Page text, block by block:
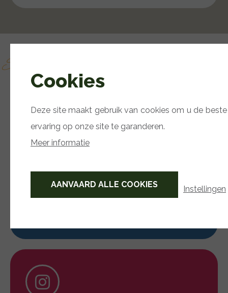
Schrijf je in
BLIJF OP DE HOOGTE
Cookies
Deze site maakt gebruik van cookies om u de beste
ervaring op onze site te garanderen.
Meer informatie
AANVAARD ALLE COOKIES Instellingen